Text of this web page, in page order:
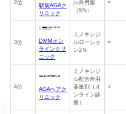
2位
駅前AGAク
リニック
ル外用薬
（5%）
×
3位
DMMオン
ラインクリ
ニック
ミノキシジ
ルローショ
ン2％
×
4位
AGAヘアク
リニック
ミノキシジ
ル配合外用
薬単剤（オ
ンライン診
療）
×